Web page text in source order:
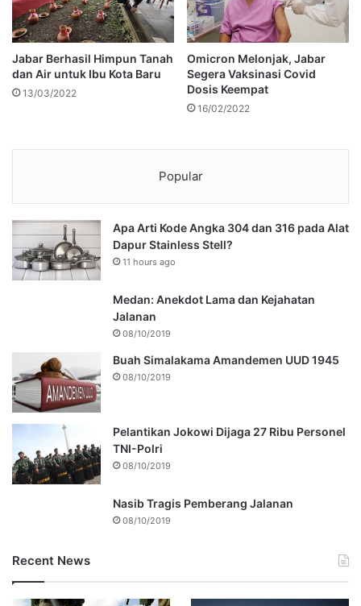
Jabar Berhasil Himpun Tanah
dan Air untuk Ibu Kota Baru
13/03/2022
Omicron Melonjak, Jabar
Segera Vaksinasi Covid
Dosis Keempat
16/02/2022
Popular
Apa Arti Kode Angka 304 dan 316 pada Alat
Dapur Stainless Stell?
11 hours ago
Medan: Anekdot Lama dan Kejahatan
Jalanan
08/10/2019
Buah Simalakama Amandemen UUD 1945
08/10/2019
Pelantikan Jokowi Dijaga 27 Ribu Personel
TNI-Polri
08/10/2019
Nasib Tragis Pemberang Jalanan
08/10/2019
Recent News